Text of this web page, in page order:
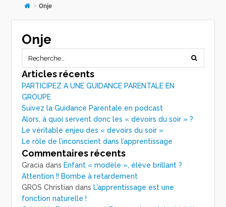
> Onje
Onje
Articles récents
PARTICIPEZ A UNE GUIDANCE PARENTALE EN
GROUPE
Suivez la Guidance Parentale en podcast
Alors, à quoi servent donc les « devoirs du soir » ?
Le véritable enjeu des « devoirs du soir »
Le rôle de l’inconscient dans l’apprentissage
Commentaires récents
Gracia dans Enfant « modèle », élève brillant ?
Attention !! Bombe à retardement
GROS Christian dans L’apprentissage est une
fonction naturelle !